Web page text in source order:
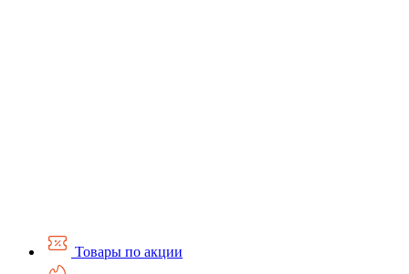
Товары по акции